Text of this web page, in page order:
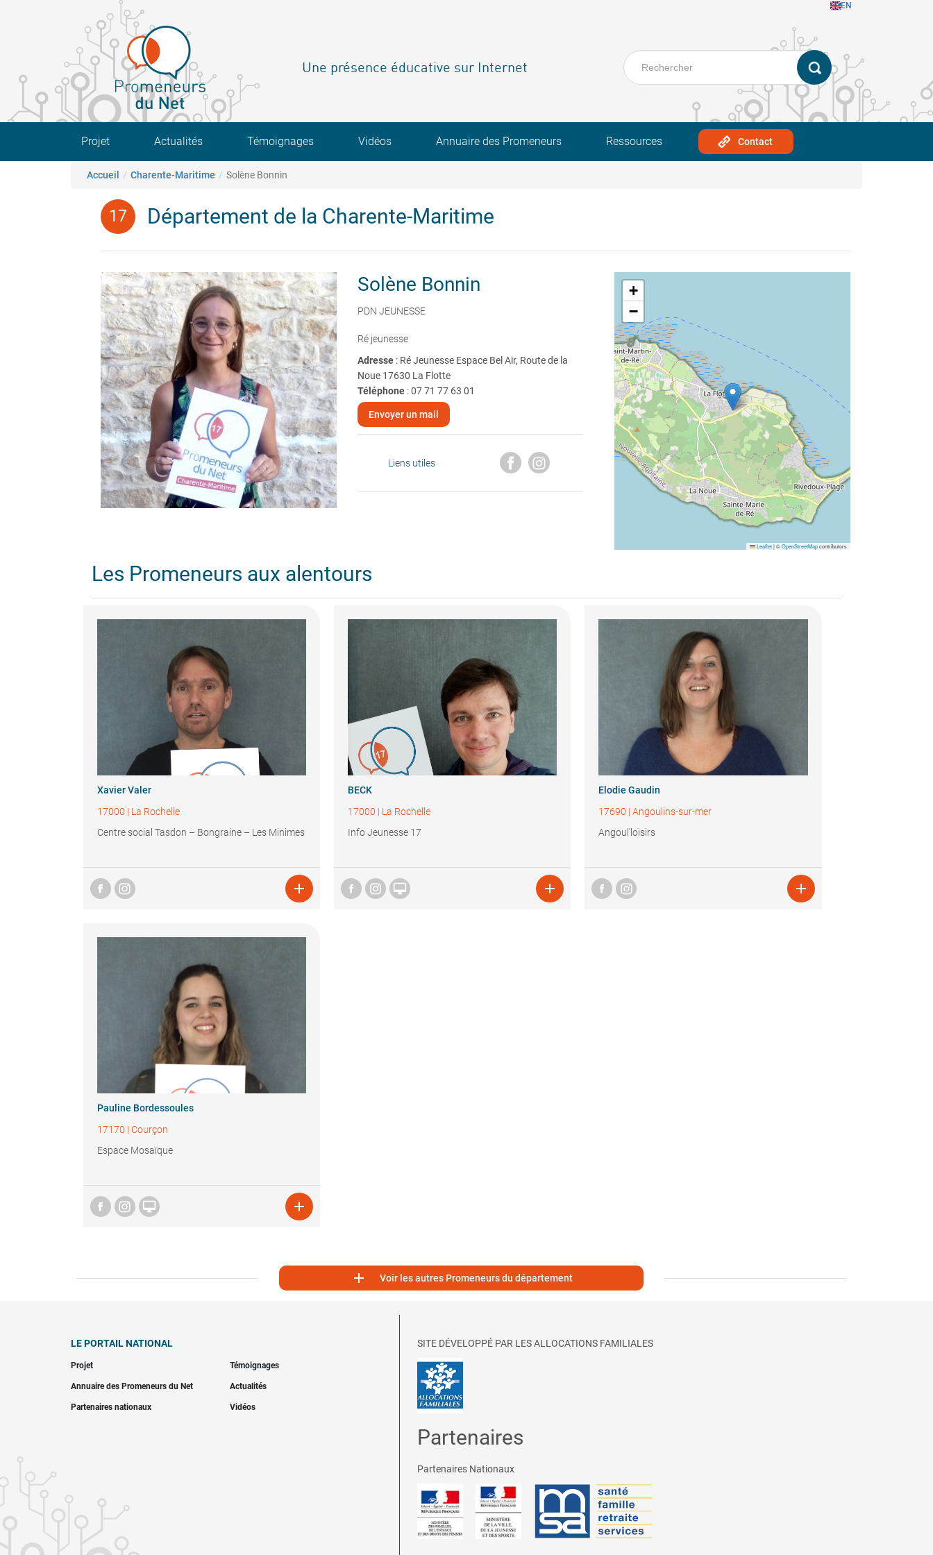
EN
Une présence éducative sur Internet
Main navigation
Projet Actualités Témoignages Vidéos Annuaire des Promeneurs Ressources Contact
Fil d'Ariane
Accueil Charente-Maritime Solène Bonnin
Département de la Charente-Maritime
Solène Bonnin
PDN JEUNESSE
Ré jeunesse
Adresse : Ré Jeunesse Espace Bel Air, Route de la
Noue 17630 La Flotte
Téléphone:07 71 77 63 01
Envoyer un mail
Liens utiles
+
−
Leaflet |©OpenStreetMapcontributors
Les Promeneurs aux alentours
Xavier Valer
17000 | La Rochelle
Centre social Tasdon – Bongraine – Les Minimes

BECK
17000 | La Rochelle
Info Jeunesse 17
 
Elodie Gaudin
17690 |Angoulins-sur-mer
Angoul'loisirs

Pauline Bordessoules
17170 | Courçon
Espace Mosaïque
 
 Voir les autres Promeneurs du département
LE PORTAIL NATIONAL
Projet Témoignages
Annuaire des Promeneurs du Net Actualités
Partenaires nationaux Vidéos
SITE DÉVELOPPÉ PAR LES ALLOCATIONS FAMILIALES
Partenaires
Partenaires Nationaux